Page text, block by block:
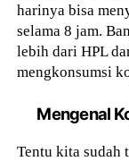
harinya bisa
selama 8 jam.
lebih dari HPL
mengkonsumsi
Mengenal
Tentu kita sudah